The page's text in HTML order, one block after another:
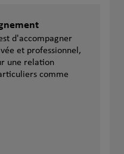
d'accompagner
et professionnel,
une relation
comme